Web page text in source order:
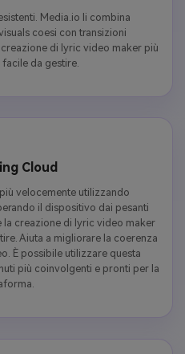
Media.io li combina
coesi con transizioni
di lyric video maker più
da gestire.
Cloud
velocemente utilizzando
il dispositivo dai pesanti
la creazione di lyric video maker
Aiuta a migliorare la coerenza
È possibile utilizzare questa
più coinvolgenti e pronti per la